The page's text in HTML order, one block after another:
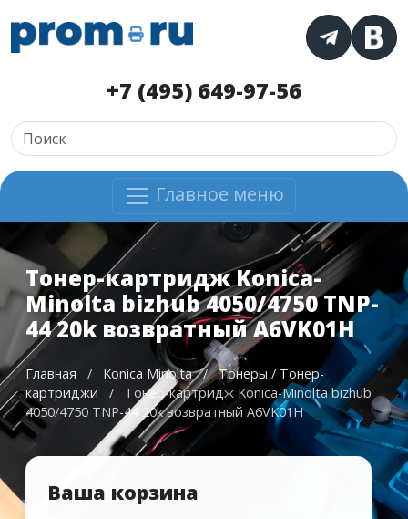
+7 (495) 649-97-56
Главное меню
Тонер-картридж Konica-
Minolta bizhub 4050/4750 TNP-
44 20k возвратный A6VK01H
Главная / Konica Minolta /
Тонеры / Тонер-
картриджи
/
Тонер-картридж Konica-Minolta bizhub
4050/4750 TNP-44 20k возвратный A6VK01H
Ваша корзина